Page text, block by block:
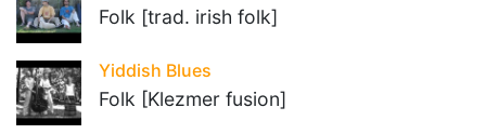
Folk [trad. irish folk]
Yiddish Blues
Folk [Klezmer fusion]